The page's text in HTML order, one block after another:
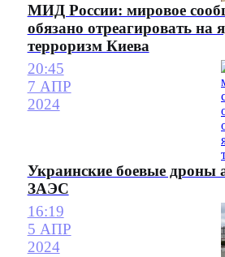
МИД России: мировое
обязано отреагировать на
терроризм Киева
20:45
7 АПР
2024
Украинские боевые дроны
ЗАЭС
16:19
5 АПР
2024